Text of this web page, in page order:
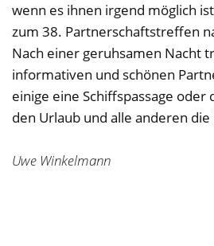
wenn es ihnen irgend möglich
zum 38. Partnerschaftstreffen
Nach einer geruhsamen Nacht
informativen und schönen
einige eine Schiffspassage oder
den Urlaub und alle anderen
Uwe Winkelmann